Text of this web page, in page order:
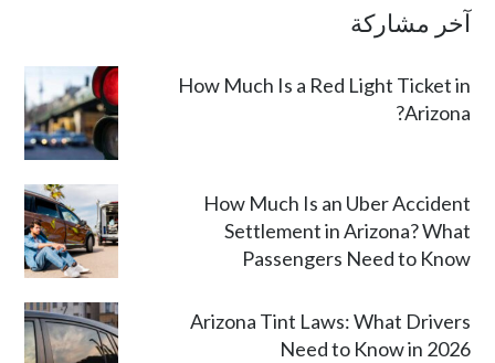
آخر مشاركة
How Much Is a Red Light Ticket in
Arizona?
How Much Is an Uber Accident
Settlement in Arizona? What
Passengers Need to Know
Arizona Tint Laws: What Drivers
Need to Know in 2026